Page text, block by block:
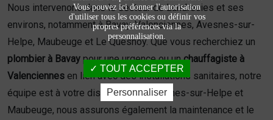
Nous intervenons dans le secteur de Landrecies et ses
environs, notamment à Bavay, Valenciennes, Avesnes-sur-
Helpe, Maubeuge et Le Quesnoy. Que vous recherchiez un
plombier à Bavay pour une urgence ou unchauffagiste à
Valenciennes en lien avec des installations sanitaires, notre
équipe est à votre disposition. À Avesnes-sur-Helpe et
Maubeuge, nous assurons également la maintenance et le
Vous pouvez ici donner l'autorisation
d'utiliser tous les cookies ou définir vos
propres préférences via la
personnalisation.
TOUT ACCEPTER
Personnaliser